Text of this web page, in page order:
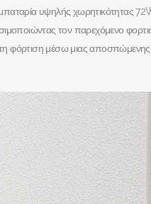
μπαταρία υψηλής χωρητικότητας
τον παρεχόμενο
φόρτιση μέσω μιας αποσπώμενης